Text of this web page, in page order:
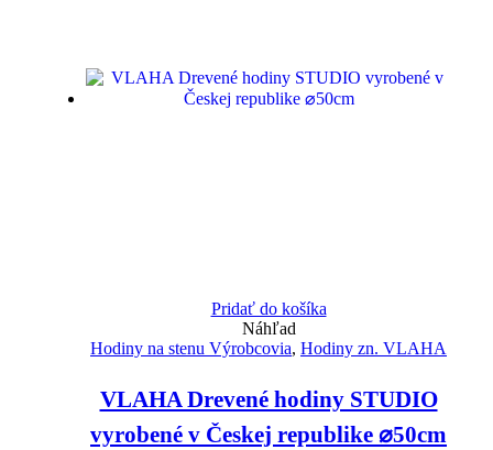
Pridať do košíka
Náhľad
Hodiny na stenu Výrobcovia, Hodiny zn. VLAHA
VLAHA Drevené hodiny STUDIO
vyrobené v Českej republike ⌀50cm